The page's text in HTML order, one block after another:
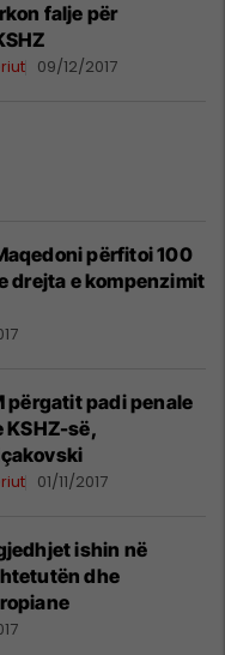
falje për
09/12/2017
përfitoi 100
drejta e kompenzimit
përgatit padi penale
KSHZ-së,
01/11/2017
ishin në
dhe